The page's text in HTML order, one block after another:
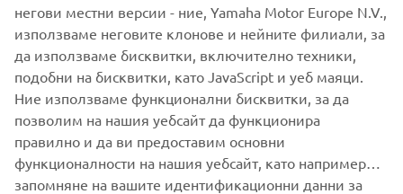
Reference: PGA Show official website
-https://www.pgashow.com/
негови местни версии - ние, Yamaha Motor Europe N.V.,
използваме неговите клонове и нейните филиали, за
да използваме бисквитки, включително техники,
подобни на бисквитки, като JavaScript и уеб маяци.
Ние използваме функционални бисквитки, за да
позволим на нашия уебсайт да функционира
правилно и да ви предоставим основни
функционалности на нашия уебсайт, като например
запомняне на вашите идентификационни данни за